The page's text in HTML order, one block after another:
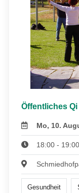
Öffentliches Qi
Mo, 10.
18:00 -
Gesundheit